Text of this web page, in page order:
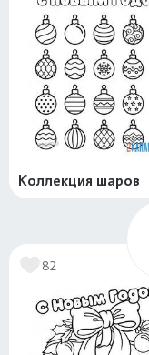
Коллекция шаров
82